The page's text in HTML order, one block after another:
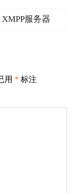
XMPP服务器
用 * 标注